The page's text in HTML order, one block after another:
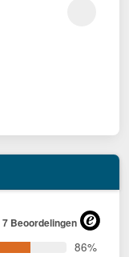
7 Beoordelingen
86%